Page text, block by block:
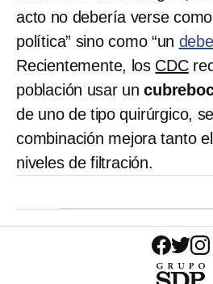
acto no debería verse
política” sino como “un
Recientemente, los CDC
población usar un
de uno de tipo quirúrgico,
combinación mejora tanto
niveles de filtración.